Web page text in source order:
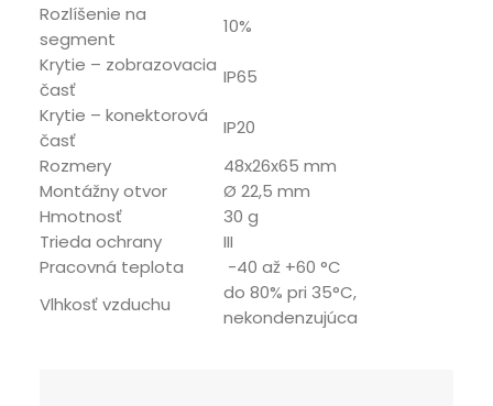
Rozlíšenie na
segment
10%
Krytie – zobrazovacia
časť
IP65
Krytie – konektorová
časť
IP20
Rozmery
48x26x65 mm
Montážny otvor
Ø 22,5 mm
Hmotnosť
30 g
Trieda ochrany
III
Pracovná teplota
-40 až +60 °C
Vlhkosť vzduchu
do 80% pri 35°C,
nekondenzujúca